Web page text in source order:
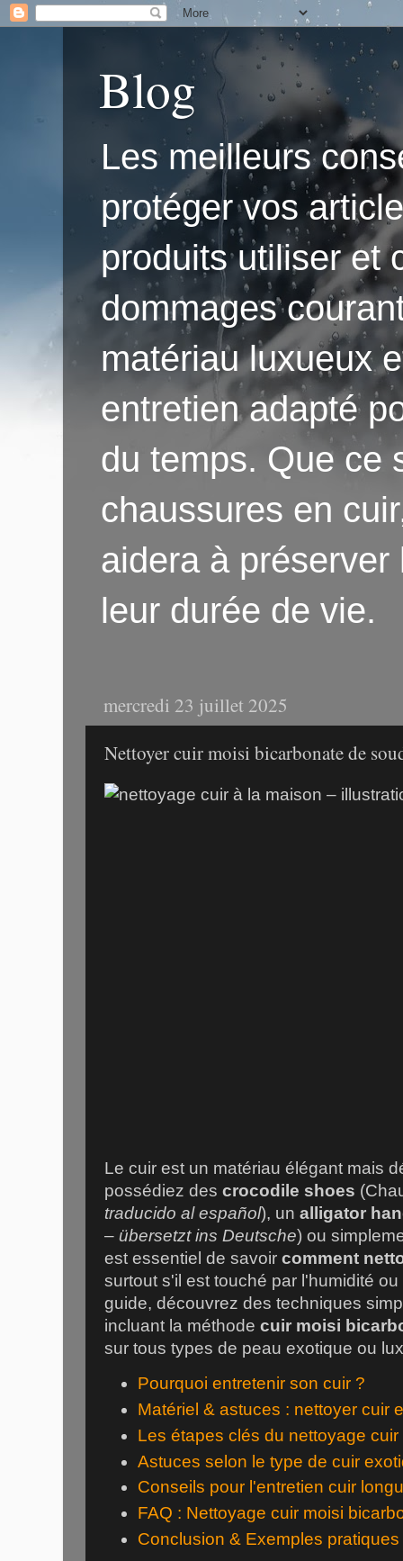
Blog
Les meilleurs
protéger vos
produits utiliser et
dommages
matériau luxueux
entretien adapté
du temps. Que ce
chaussures en
aidera à
leur durée de vie.
mercredi 23 juillet 2025
Nettoyer cuir moisi bicarbonate de
Le cuir est un matériau élégant mais
possédiez des crocodile shoes
traducido al español), un alligator
– übersetzt ins Deutsche) ou
est essentiel de savoir comment
surtout s'il est touché par l'humidité
guide, découvrez des techniques
incluant la méthode cuir moisi
sur tous types de peau exotique ou
Pourquoi entretenir son cuir ?
Matériel & astuces : nettoyer cuir
Les étapes clés du nettoyage
Astuces selon le type de cuir
Conseils pour l'entretien cuir
FAQ : Nettoyage cuir moisi
Conclusion & Exemples pratiques